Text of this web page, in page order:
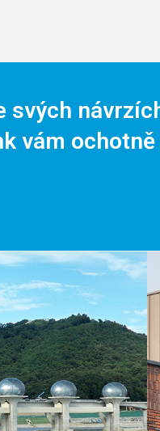
svých
vám